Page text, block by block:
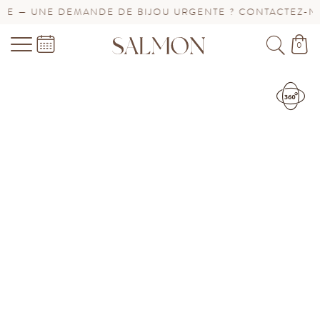
— UNE DEMANDE DE BIJOU URGENTE ? CONTACTEZ-
0